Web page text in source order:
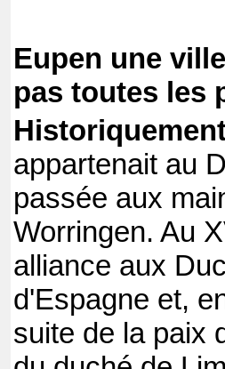
Eupen une
pas toutes les
appartenait au
passée aux
Worringen. Au
alliance aux
d'Espagne et,
suite de la paix